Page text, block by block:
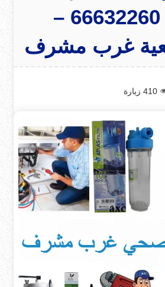
مشرف – 66632260 –
غرب مشرف
410 زيارة